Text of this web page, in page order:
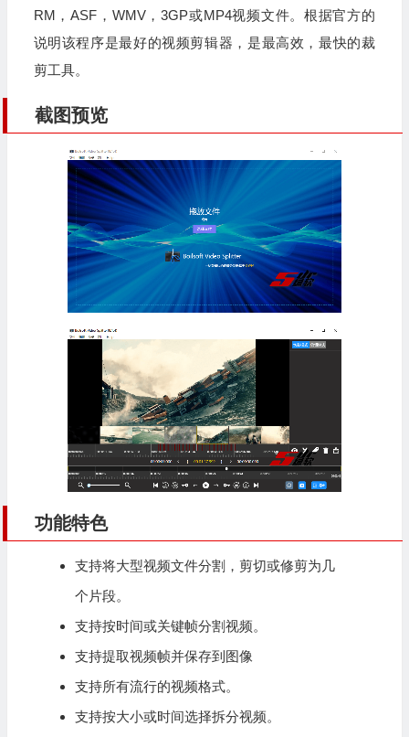
RM，ASF，WMV，3GP或MP4视频文件。根据官方的
说明该程序是最好的视频剪辑器，是最高效，最快的裁
剪工具。
截图预览
功能特色
支持将大型视频文件分割，剪切或修剪为几
个片段。
支持按时间或关键帧分割视频。
支持提取视频帧并保存到图像
支持所有流行的视频格式。
支持按大小或时间选择拆分视频。